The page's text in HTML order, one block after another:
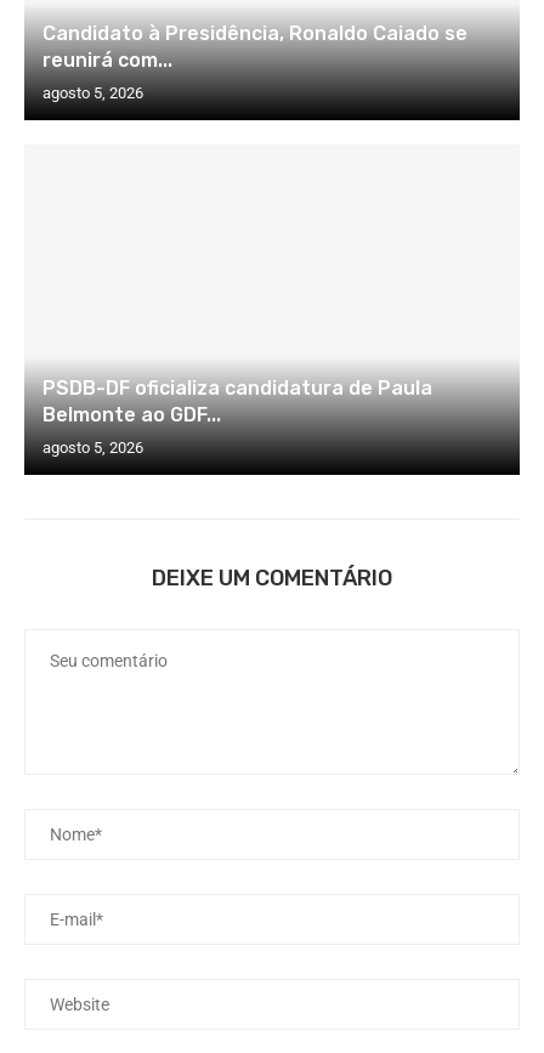
Candidato à Presidência, Ronaldo Caiado se
reunirá com...
agosto 5, 2026
PSDB-DF oficializa candidatura de Paula
Belmonte ao GDF...
agosto 5, 2026
DEIXE UM COMENTÁRIO